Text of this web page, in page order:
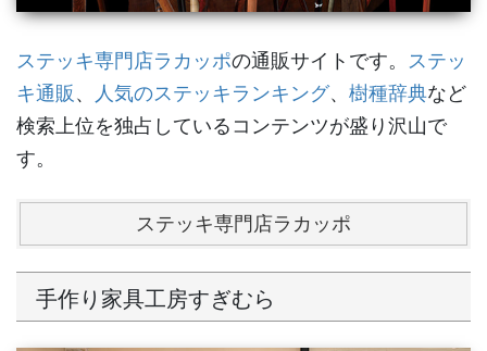
ステッキ専門店ラカッポの通販サイトです。 ステッ
キ通販 、 人気のステッキランキング、 樹種辞典など
検索上位を独占しているコンテンツが盛り沢山で
す。
ステッキ専門店ラカッポ
手作り家具工房すぎむら